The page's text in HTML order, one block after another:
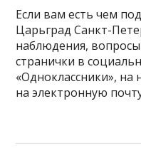
Если вам есть чем
Царьград Санкт-
наблюдения,
странички в
«Одноклассники», на
на электронную